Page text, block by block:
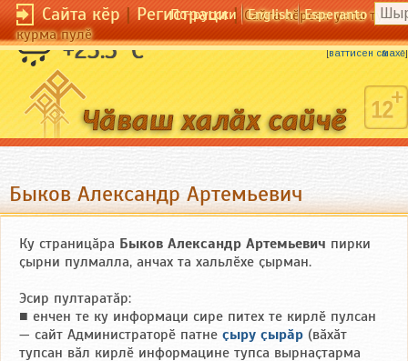
Сайта кӗр|Регистраци|Сайта кӗрсен унпа
курма пулӗ
По-русски English Esperanto
+23.5 °C Ҫӗнӗ шӑпӑр ҫӗнӗлле шӑлать.
[ваттисен сӑмахӗ]
Быков Александр Артемьевич
Ку страницӑра Быков Александр Артемьевич пирки
ҫырни пулмалла, анчах та хальлӗхе ҫырман.
Эсир пултаратӑр:
■ енчен те ку информаци сире питех те кирлӗ пулсан
— сайт Администраторӗ патне ҫыру ҫырӑр (вӑхӑт
тупсан вӑл кирлӗ информацине тупса вырнаҫтарма